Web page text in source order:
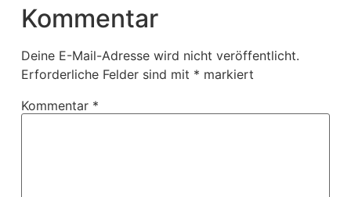
Kommentar
Deine E-Mail-Adresse wird nicht veröffentlicht.
Erforderliche Felder sind mit * markiert
Kommentar *